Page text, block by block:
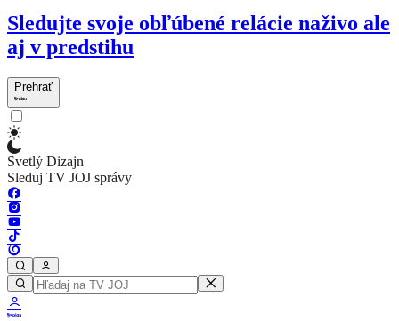
Sledujte svoje obľúbené relácie naživo ale
aj v predstihu
Prehrať
Svetlý Dizajn
Sleduj TV JOJ správy